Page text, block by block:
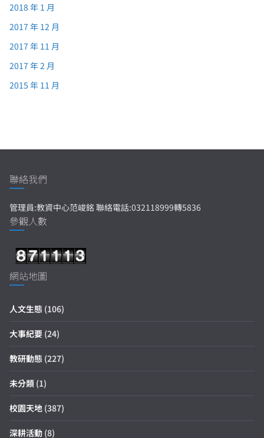
2018 年 1 月
2017 年 12 月
2017 年 11 月
2017 年 2 月
2015 年 11 月
聯絡我們
管理員:教資中心范峻銘 聯絡電話:032118999轉5836
參觀人數
網站地圖
人文生態 (106)
大事紀要 (24)
教研動態 (227)
未分類 (1)
校園天地 (387)
深耕活動 (8)